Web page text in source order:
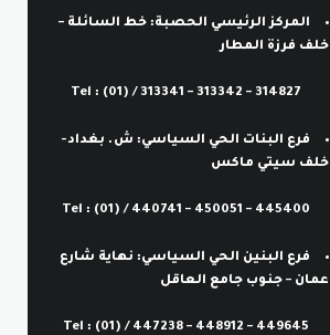
المركز الرئيسي الحصبة: خط السائلة –
خلف فرزة المطار
Tel : (01) / 313341 – 313342 – 314827
فرع البنات الحي السياسي: ش. بغداد-
خلف سيتي ماكس
Tel : (01) / 440741 – 450051 – 445400
فرع البنين الحي السياسي: نهاية شارع
عمان – جنوب جامع العاقل
Tel : (01) / 447238 – 448912 – 449645